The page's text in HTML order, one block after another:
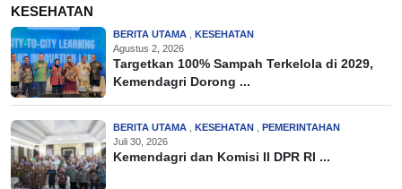
KESEHATAN
BERITA UTAMA
KESEHATAN
Agustus 2, 2026
Targetkan 100% Sampah Terkelola di 2029,
Kemendagri Dorong ...
BERITA UTAMA KESEHATAN
PEMERINTAHAN
Juli 30, 2026
Kemendagri dan Komisi II DPR RI ...